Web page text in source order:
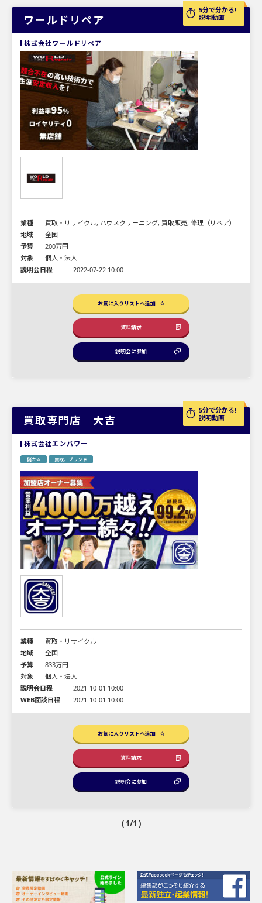
5分で分かる!
説明動画
ワールドリペア
株式会社ワールドリペア
業種
買取・リサイクル, ハウスクリーニング, 買取販売, 修理（リペア）
地域
全国
予算
200万円
対象
個人・法人
説明会日程
2022-07-22 10:00
お気に入りリストへ追加
資料請求
説明会に参加
5分で分かる!
説明動画
買取専門店 大吉
株式会社エンパワー
儲かる 買取、ブランド
業種
買取・リサイクル
地域
全国
予算
833万円
対象
個人・法人
説明会日程
2021-10-01 10:00
WEB面談日程
2021-10-01 10:00
お気に入りリストへ追加
資料請求
説明会に参加
( 1/1 )